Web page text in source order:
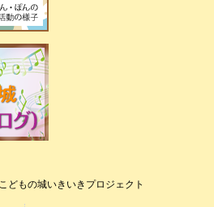
こどもの城いきいきプロジェクト